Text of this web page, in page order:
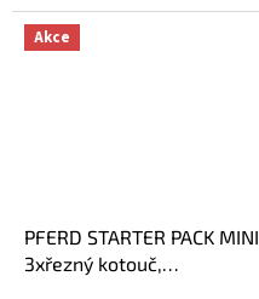
Akce
PFERD STARTER PACK MINI
3xřezný kotouč,